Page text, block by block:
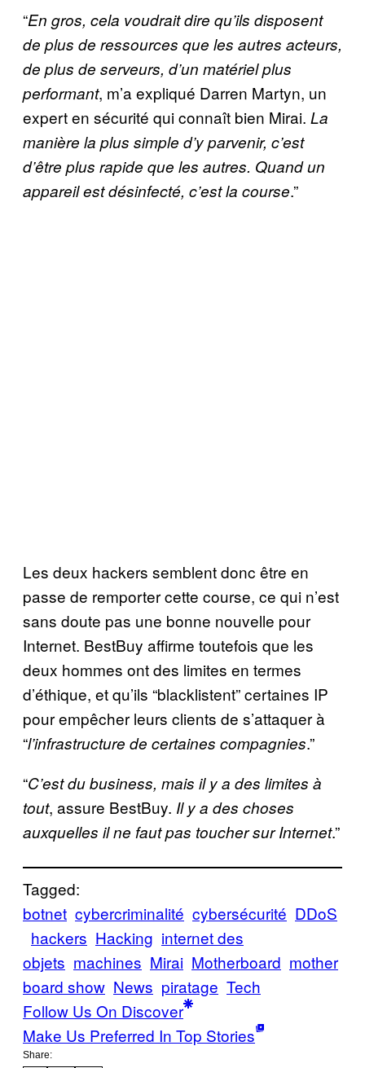
“En gros, cela voudrait dire qu’ils disposent
de plus de ressources que les autres acteurs,
de plus de serveurs, d’un matériel plus
performant, m’a expliqué Darren Martyn, un
expert en sécurité qui connaît bien Mirai. La
manière la plus simple d’y parvenir, c’est
d’être plus rapide que les autres. Quand un
appareil est désinfecté, c’est la course.”
Les deux hackers semblent donc être en
passe de remporter cette course, ce qui n’est
sans doute pas une bonne nouvelle pour
Internet. BestBuy affirme toutefois que les
deux hommes ont des limites en termes
d’éthique, et qu’ils “blacklistent” certaines IP
pour empêcher leurs clients de s’attaquer à
“l’infrastructure de certaines compagnies.”
“C’est du business, mais il y a des limites à
tout, assure BestBuy. Il y a des choses
auxquelles il ne faut pas toucher sur Internet.”
Tagged:
botnet cybercriminalité cybersécurité DDoS
hackers Hacking internet des
objets machines Mirai Motherboard mother
board show News piratage Tech
Follow Us On Discover
Make Us Preferred In Top Stories
Share: